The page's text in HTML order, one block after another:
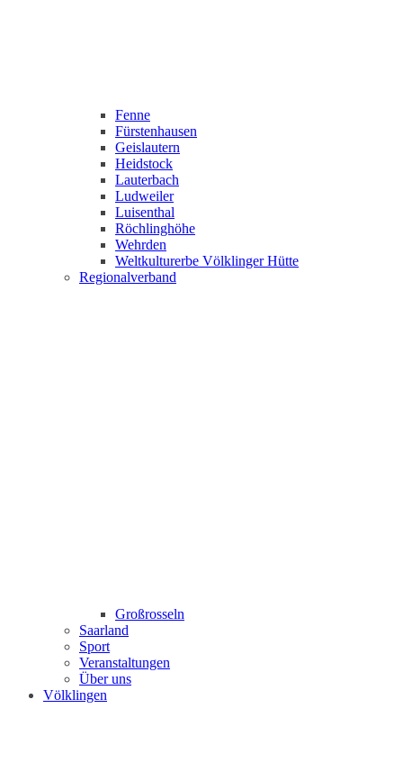
Fenne
Fürstenhausen
Geislautern
Heidstock
Lauterbach
Ludweiler
Luisenthal
Röchlinghöhe
Wehrden
Weltkulturerbe Völklinger Hütte
Regionalverband
Großrosseln
Saarland
Sport
Veranstaltungen
Über uns
Völklingen